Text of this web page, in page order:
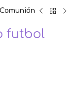
futbol